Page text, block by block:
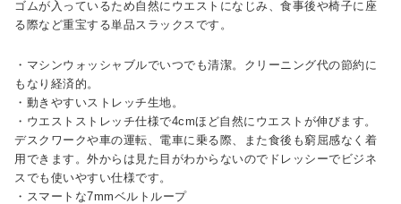
ゴムが入っているため自然にウエストになじみ、食事後や椅子に座
る際など重宝する単品スラックスです。
・マシンウォッシャブルでいつでも清潔。クリーニング代の節約に
もなり経済的。
・動きやすいストレッチ生地。
・ウエストストレッチ仕様で4cmほど自然にウエストが伸びます。
デスクワークや車の運転、電車に乗る際、また食後も窮屈感なく着
用できます。外からは見た目がわからないのでドレッシーでビジネ
スでも使いやすい仕様です。
・スマートな7mmベルトループ